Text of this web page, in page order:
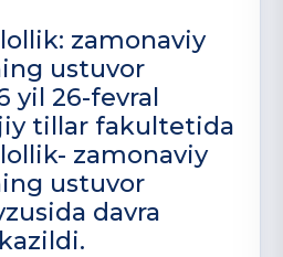
zamonaviy
ustuvor
yil 26-fevral
tillar fakultetida
zamonaviy
ustuvor
davra